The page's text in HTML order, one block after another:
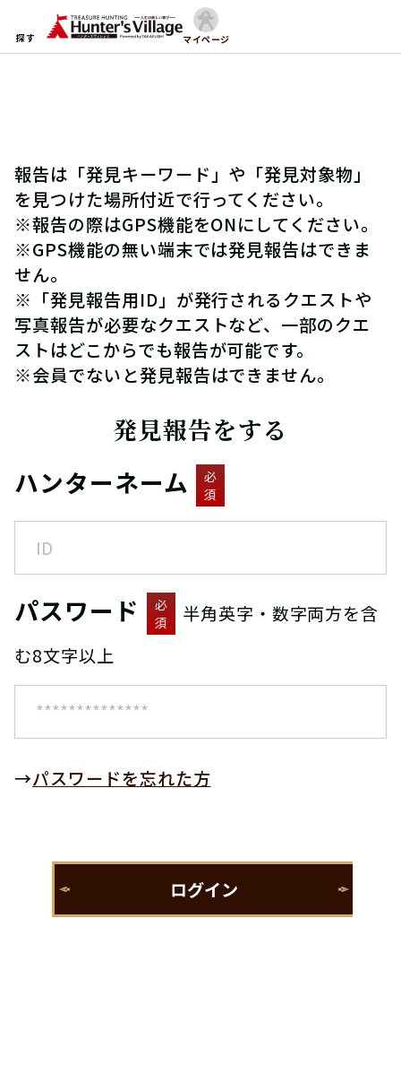
探す マイページ
報告は「発見キーワード」や「発見対象物」
を見つけた場所付近で行ってください。
※報告の際はGPS機能をONにしてください。
※GPS機能の無い端末では発見報告はできま
せん。
※「発見報告用ID」が発行されるクエストや
写真報告が必要なクエストなど、一部のクエ
ストはどこからでも報告が可能です。
※会員でないと発見報告はできません。
発見報告をする
ハンターネーム
必
須
パスワード
必
須
半角英字・数字両方を含
む8文字以上
→パスワードを忘れた方